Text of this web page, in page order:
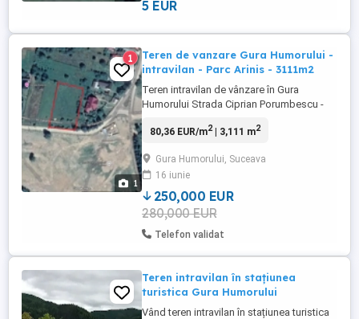
5 EUR
1
1
Teren de vanzare Gura Humorului -
intravilan - Parc Arinis - 3111m2
Teren intravilan de vânzare în Gura
Humorului Strada Ciprian Porumbescu -
inima pitorească a Bucovinei, la poalele
Parc de Agrement Ariniș, vă prezentăm o
oportunitate rară de investiție într-una
dintre cele mai frumoase ...
80,36 EUR/m2| 3,111 m2
Gura Humorului, Suceava
16 iunie
250,000 EUR
280,000 EUR
Telefon validat
Teren intravilan în stațiunea
turistica Gura Humorului
Vând teren intravilan în stațiunea turistica